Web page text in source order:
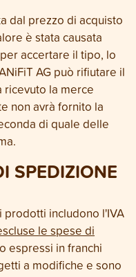
dal prezzo di acquisto
è stata causata
accertare il tipo, lo
AG può rifiutare il
ricevuto la merce
non avrà fornito la
di quale delle
SPEDIZIONE
includono l'IVA
le spese di
espressi in franchi
a modifiche e sono